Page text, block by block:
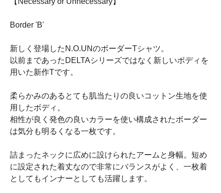
Border 'B'
新しく登場したN.O.UNのボーダーTシャツ。
以前まであったDELTAシリーズではなく新しいボディを
用いた新作Tです。
柔らかみのあるとても肌当たりの良いコットン生地を使
用したボディ。
相性が良く発色の良いカラーを使い構成されたボーダー
は気分も明るくなる一枚です。
詰まったネックに広めに設けられたアームと身幅。短め
に設定された着丈なので非常にバランスがよく、一枚着
としてもインナーとしても活躍します。